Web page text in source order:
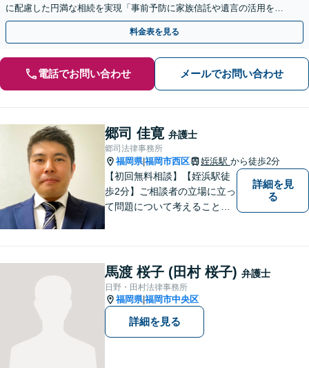
に配慮した円満な相続を実現「事前予防に家族信託や遺言の活用を」
「相続税に関するご相談にも対応」【休日・夜間相談可】
料金表を見る
電話でお問い合わせ メールでお問い合わせ
郷司 佳寛 弁護士
郷司法律事務所
福岡県|福岡市西区 姪浜駅 から徒歩2分
【初回無料相談】【姪浜駅徒
歩2分】ご相談者の立場に立っ
て問題について考えることが
あらゆる問題解決に精通。
【電話相談可】
詳細を見
る
馬渡 桜子 (田村 桜子) 弁護士
日野・田村法律事務所
福岡県|福岡市中央区
詳細を見る